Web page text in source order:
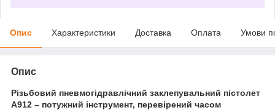
Опис Характеристики Доставка Оплата Умови
Опис
Різьбовий пневмогідравлічний заклепувальний пістолет
A912 – потужний інструмент, перевірений часом